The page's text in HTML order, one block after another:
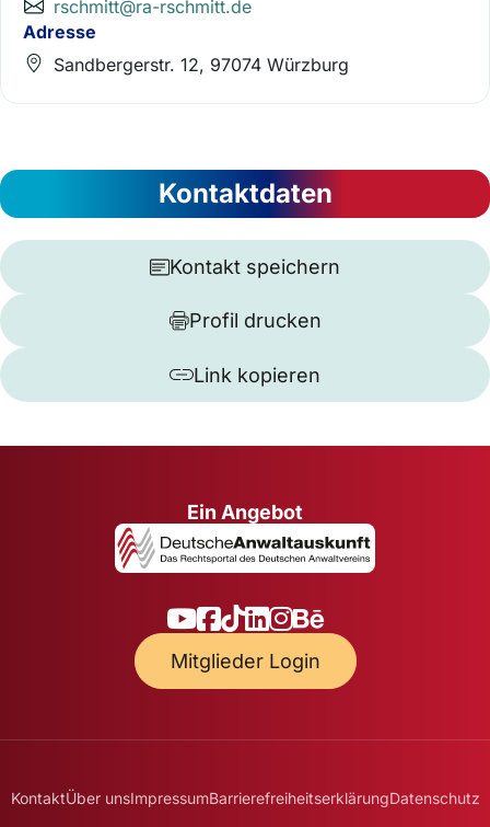
rschmitt@ra-rschmitt.de
Adresse
Sandbergerstr. 12, 97074 Würzburg
Kontaktdaten
Kontakt speichern
Profil drucken
Link kopieren
Ein Angebot
Mitglieder Login
KontaktÜber unsImpressumBarrierefreiheitserklärungDatenschutz